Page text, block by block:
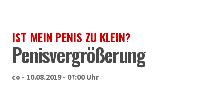
IST MEIN PENIS ZU KLEIN?
Penisvergrößerung
co - 10.08.2019 - 07:00 Uhr